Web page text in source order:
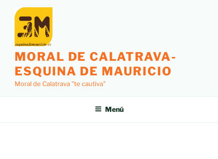
MORAL DE CALATRAVA-
ESQUINA DE MAURICIO
Moral de Calatrava "te cautiva"
Menú